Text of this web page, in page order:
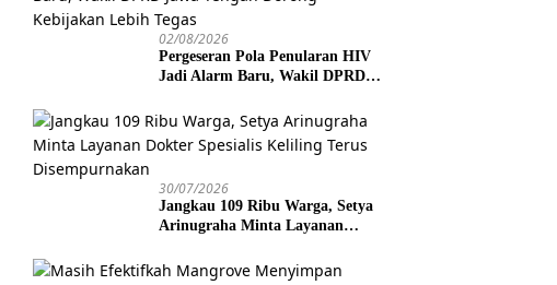
02/08/2026
Pergeseran Pola Penularan HIV
Jadi Alarm Baru, Wakil DPRD
Lebih Tegas
30/07/2026
Jangkau 109 Ribu Warga, Setya
Arinugraha Minta Layanan
Disempurnakan